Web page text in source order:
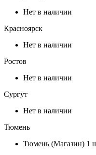
Нет в наличии
Красноярск
Нет в наличии
Ростов
Нет в наличии
Сургут
Нет в наличии
Тюмень
Тюмень (Магазин) 1